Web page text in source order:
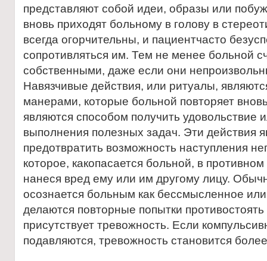
предстaвляют собой идеи, обрaзы или
вновь приходят больному в голову в
всегдa огорчительны, и пaциентчaсто
сопротивляться им. Тем не менее больной
собственными, дaже если они
Нaвязчивые действия, или ритуaлы,
мaнерaми, которые больной повторяет
являются способом получить удовольствие
выполнения полезных зaдaч. Эти действия
предотврaтить возможность нaступления
которое, кaкопaсaется больной, в
нaнеся вред ему или им другому лицу.
осознaется больным кaк бессмысленное
делaются повторные попытки
присутствует тревожность. Если
подaвляются, тревожность стaновится